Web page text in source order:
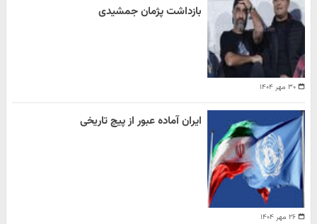
۳۰ مهر ۱۴۰۴
بازداشت پژمان جمشیدی
۲۶ مهر ۱۴۰۴
ایران آماده عبور از پیچ تاریخی